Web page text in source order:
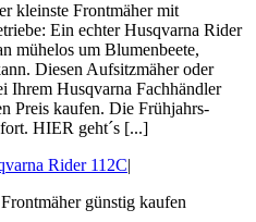
kleinste Frontmäher mit
Ein echter Husqvarna Rider
mühelos um Blumenbeete,
Diesen Aufsitzmäher oder
Ihrem Husqvarna Fachhändler
Preis kaufen. Die Frühjahrs-
HIER geht´s [...]
Rider 112C|